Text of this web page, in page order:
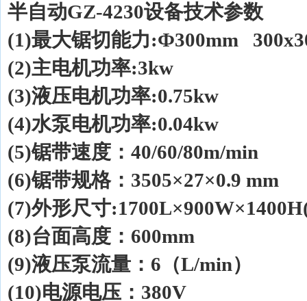
半自动GZ-4230设备技术参数
(1)最大锯切能力:Ф300mm
(2)主电机功率:3kw
(3)液压电机功率:0.75kw
(4)水泵电机功率:0.04kw
(5)锯带速度： 40/60/80m/min
(6)锯带规格： 3505×27×0.9 mm
(7)外形尺寸
(8)台面高度： 600mm
(9)液压泵流量： 6 （L/min）
(10)电源电压： 380V